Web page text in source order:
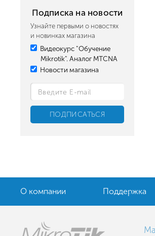
Подписка на новости
Узнайте первыми о новостях
и новинках магазина
Видеокурс "Обучение
Mikrotik". Аналог MTCNA
Новости магазина
О компании Поддержка